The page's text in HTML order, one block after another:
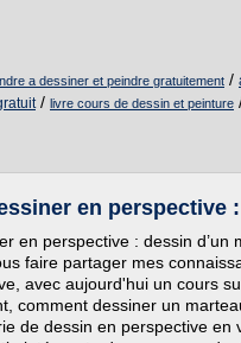
a dessiner et peindre gratuitement /
/ livre cours de dessin et peinture
en perspective
en perspective : dessin d’un
faire partager mes
avec aujourd'hui un cours
comment dessiner un
de dessin en perspective en